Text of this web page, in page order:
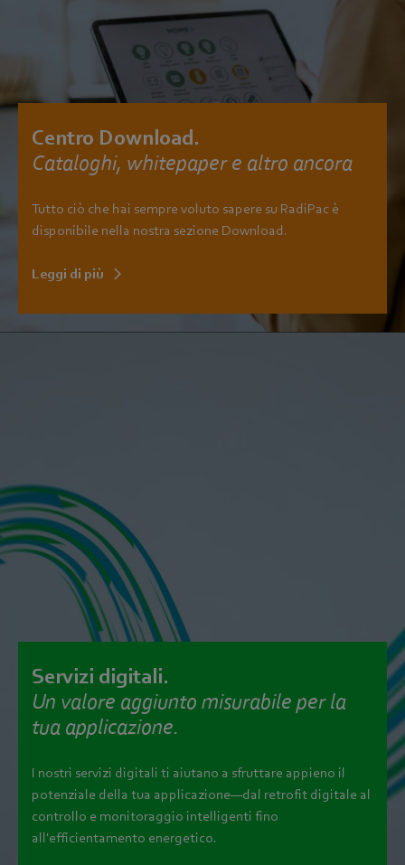
Centro Download.
Cataloghi, whitepaper e altro ancora
Tutto ciò che hai sempre voluto sapere su RadiPac è
disponibile nella nostra sezione Download.
Leggi di più
Servizi digitali.
Un valore aggiunto misurabile per la
tua applicazione.
I nostri servizi digitali ti aiutano a sfruttare appieno il
potenziale della tua applicazione—dal retrofit digitale al
controllo e monitoraggio intelligenti fino
all'efficientamento energetico.